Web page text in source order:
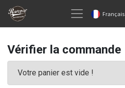
Français
Vérifier la commande
Votre panier est vide !